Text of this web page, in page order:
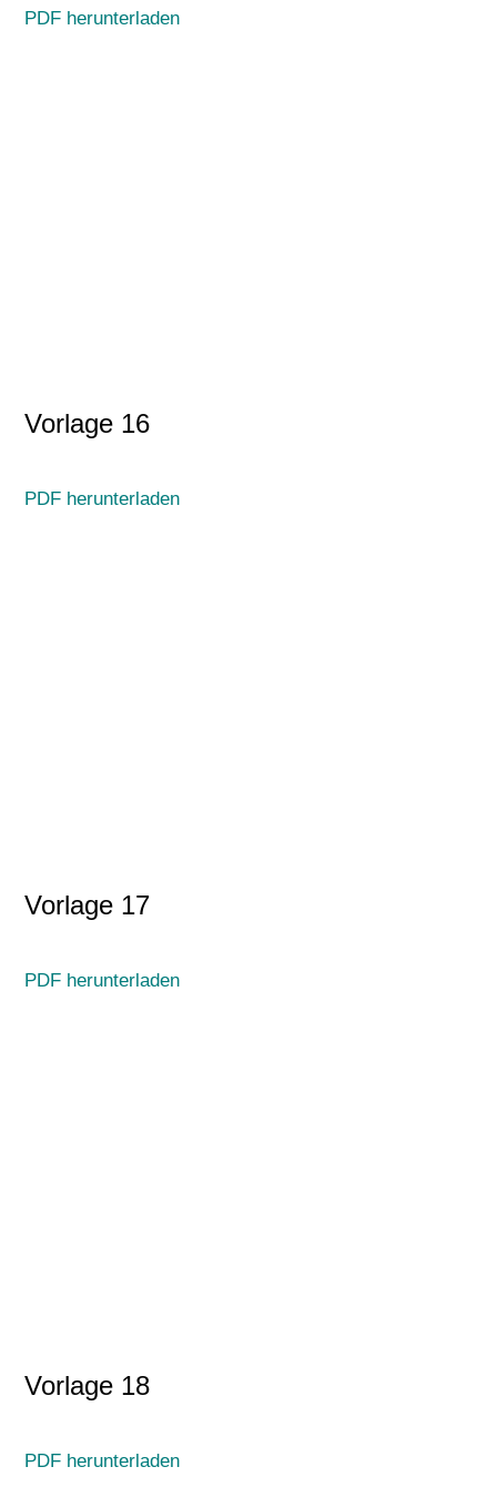
PDF herunterladen
Vorlage 16
PDF herunterladen
Vorlage 17
PDF herunterladen
Vorlage 18
PDF herunterladen